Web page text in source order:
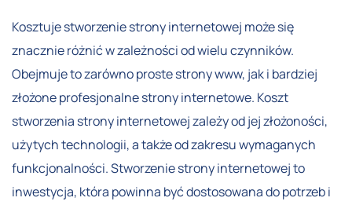
Kosztuje stworzenie strony internetowej może się
znacznie różnić w zależności od wielu czynników.
Obejmuje to zarówno proste strony www, jak i bardziej
złożone profesjonalne strony internetowe. Koszt
stworzenia strony internetowej zależy od jej złożoności,
użytych technologii, a także od zakresu wymaganych
funkcjonalności. Stworzenie strony internetowej to
inwestycja, która powinna być dostosowana do potrzeb i